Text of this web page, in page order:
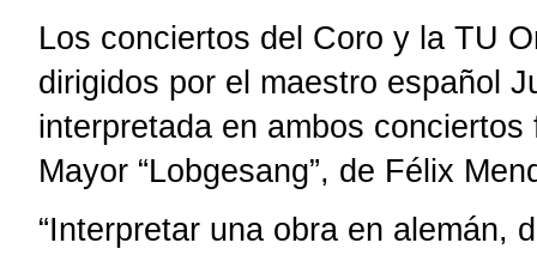
Los conciertos del Coro y la TU
dirigidos por el maestro español
interpretada en ambos
Mayor “Lobgesang”, de Félix
“Interpretar una obra en alemán,